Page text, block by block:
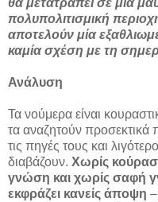
θα μετατραπεί σε μία
πολυπολιτισμική
αποτελούν μία
καμία σχέση με τη
Ανάλυση
Τα νούμερα είναι
τα αναζητούν προσεκτικά
τις πηγές τους και
διαβάζουν. Χωρίς
γνώση και χωρίς σαφή
εκφράζει κανείς άποψη